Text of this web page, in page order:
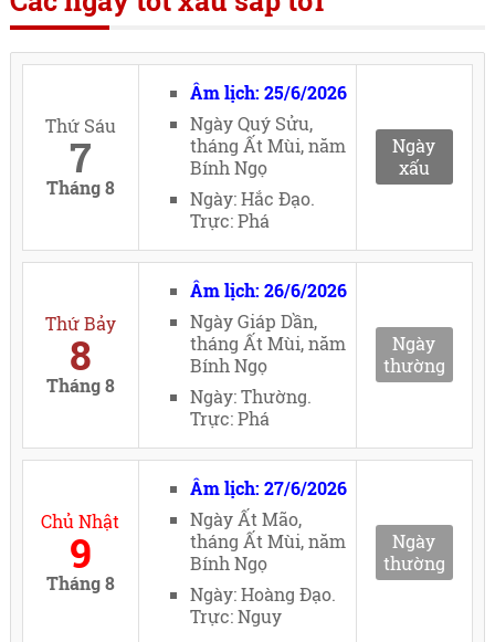
Thứ Sáu
7
Tháng 8
Âm lịch: 25/6/2026
Ngày Quý Sửu,
tháng Ất Mùi, năm
Bính Ngọ
Ngày: Hắc Đạo.
Trực: Phá
Ngày
xấu
Thứ Bảy
8
Tháng 8
Âm lịch: 26/6/2026
Ngày Giáp Dần,
tháng Ất Mùi, năm
Bính Ngọ
Ngày: Thường.
Trực: Phá
Ngày
thường
Chủ Nhật
9
Tháng 8
Âm lịch: 27/6/2026
Ngày Ất Mão,
tháng Ất Mùi, năm
Bính Ngọ
Ngày: Hoàng Đạo.
Trực: Nguy
Ngày
thường